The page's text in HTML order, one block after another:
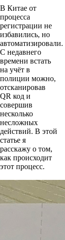
В Китае от
процесса
регистрации не
избавились, но
автоматизировали.
С недавнего
времени встать
на учёт в
полиции можно,
отсканировав
QR код и
совершив
несколько
несложных
действий. В этой
статье я
расскажу о том,
как происходит
этот процесс.